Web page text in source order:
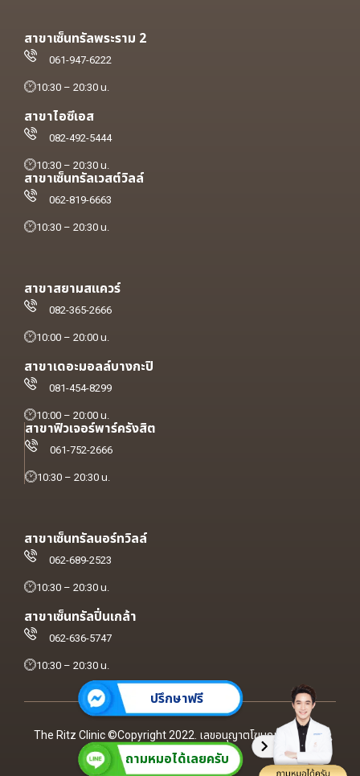
สาขาเซ็นทรัลพระราม 2
061-947-6222
10:30 – 20:30 น.
สาขาไอซีเอส
082-492-5444
10:30 – 20:30 น.
สาขาเซ็นทรัลเวสต์วิลล์
062-819-6663
10:30 – 20:30 น.
สาขาสยามสแควร์
082-365-2666
10:00 – 20:00 น.
สาขาเดอะมอลล์บางกะปิ
081-454-8299
10:00 – 20:00 น.
สาขาฟิวเจอร์พาร์ครังสิต
061-752-2666
10:30 – 20:30 น.
สาขาเซ็นทรัลนอร์ทวิลล์
062-689-2523
10:30 – 20:30 น.
สาขาเซ็นทรัลปิ่นเกล้า
062-636-5747
10:30 – 20:30 น.
The Ritz Clinic ©Copyright 2022. เลขอนุญาตโฆษณา ฆสพ.สบส
1827/2566
ปรึกษาฟรี
ถามหมอได้เลยครับ